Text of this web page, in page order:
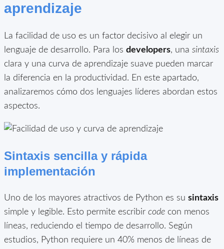
aprendizaje
La facilidad de uso es un factor decisivo al elegir un
lenguaje de desarrollo. Para los developers, una sintaxis
clara y una curva de aprendizaje suave pueden marcar
la diferencia en la productividad. En este apartado,
analizaremos cómo dos lenguajes líderes abordan estos
aspectos.
Sintaxis sencilla y rápida
implementación
Uno de los mayores atractivos de Python es su sintaxis
simple y legible. Esto permite escribir code con menos
líneas, reduciendo el tiempo de desarrollo. Según
estudios, Python requiere un 40% menos de líneas de